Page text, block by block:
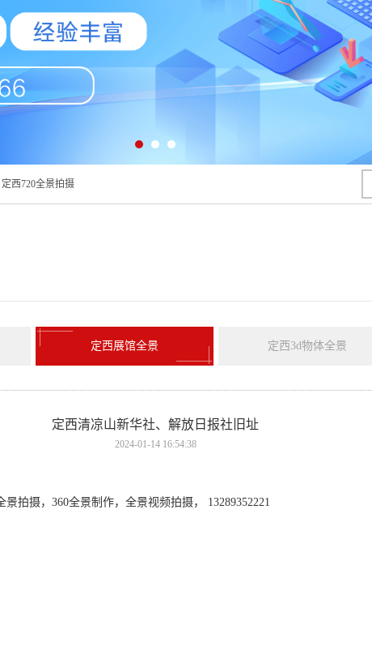
定西720全景拍摄
定西展馆全景 定西3d物体全景
定西清凉山新华社、解放日报社旧址
2024-01-14 16:54:38
拍摄，360全景制作，全景视频拍摄， 13289352221